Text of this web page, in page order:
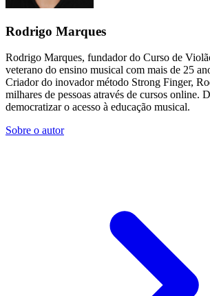
Rodrigo Marques
Rodrigo Marques, fundador do Curso de
veterano do ensino musical com mais de 25
Criador do inovador método Strong Finger,
milhares de pessoas através de cursos online.
democratizar o acesso à educação musical.
Sobre o autor